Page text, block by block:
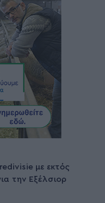
με εκτός
την Εξέλσιορ